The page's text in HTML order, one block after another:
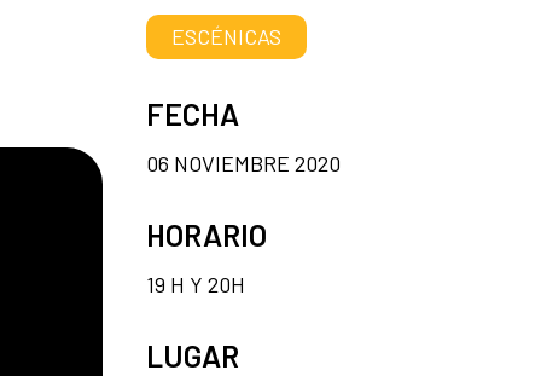
ESCÉNICAS
FECHA
06 NOVIEMBRE 2020
HORARIO
19 H Y 20H
LUGAR